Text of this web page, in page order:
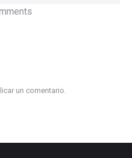
un comentario.